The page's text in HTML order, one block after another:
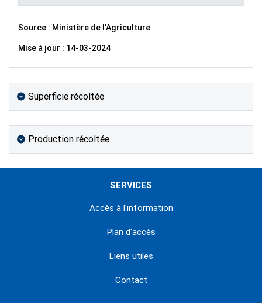
Source : Ministère de l'Agriculture
Mise à jour : 14-03-2024
Superficie récoltée
Production récoltée
SERVICES
Accès à l'information
Plan d'accès
Liens utiles
Contact